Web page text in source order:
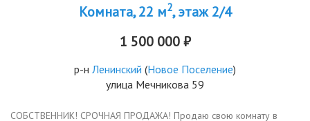
Комната, 22 м2, этаж 2/4
1 500 000 ₽
р-н Ленинский (Новое Поселение)
улица Мечникова 59
СОБСТВЕННИК! СРОЧНАЯ ПРОДАЖА! Продаю свою комнату в